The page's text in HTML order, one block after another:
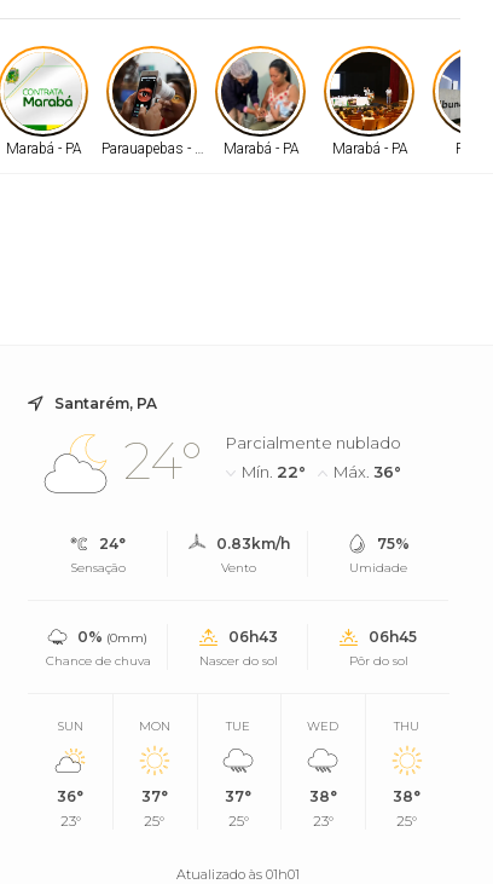
Marabá - PA Parauapebas - PA Marabá - PA Marabá - PA
Santarém, PA
24°
Parcialmente nublado
Mín. 22° Máx.36°
24°
Sensação
0.83km/h
Vento
75%
Umidade
0% (0mm)
Chance de chuva
06h43
Nascer do sol
06h45
Pôr do sol
SUN
36°
23°
MON
37°
25°
TUE
37°
25°
WED
38°
23°
THU
38°
25°
Atualizado às 01h01